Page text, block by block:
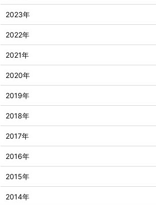
2023年
2022年
2021年
2020年
2019年
2018年
2017年
2016年
2015年
2014年